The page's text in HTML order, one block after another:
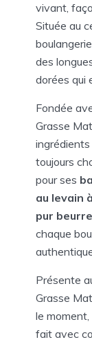
vivant,
Située au
des
dorées qui
Fondée
Grasse
toujours
pour ses
au levain
pur beurre
chaque
Présente
Grasse
le moment,
fait avec